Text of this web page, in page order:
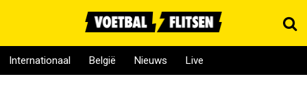
Internationaal België Nieuws Live